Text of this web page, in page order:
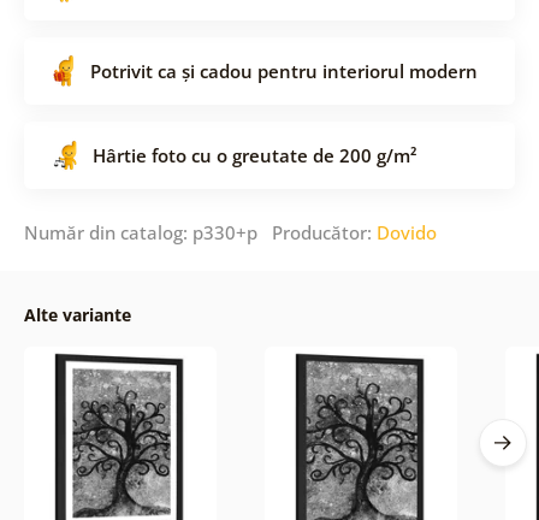
Potrivit ca și cadou pentru interiorul modern
Hârtie foto cu o greutate de 200 g/m²
Număr din catalog: p330+p Producător: Dovido
Alte variante